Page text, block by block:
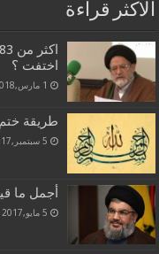
الاكثر قراءة
اختفت ؟
1 مارس,2018
طريقة
5 سبتمبر,2017
أجمل ما
5 مايو,2017